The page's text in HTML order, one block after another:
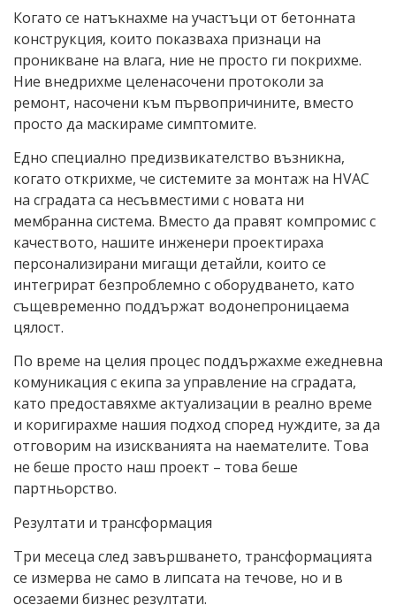
Когато се натъкнахме на участъци от бетонната
конструкция, които показваха признаци на
проникване на влага, ние не просто ги покрихме.
Ние внедрихме целенасочени протоколи за
ремонт, насочени към първопричините, вместо
просто да маскираме симптомите.
Едно специално предизвикателство възникна,
когато открихме, че системите за монтаж на HVAC
на сградата са несъвместими с новата ни
мембранна система. Вместо да правят компромис с
качеството, нашите инженери проектираха
персонализирани мигащи детайли, които се
интегрират безпроблемно с оборудването, като
същевременно поддържат водонепроницаема
цялост.
По време на целия процес поддържахме ежедневна
комуникация с екипа за управление на сградата,
като предоставяхме актуализации в реално време
и коригирахме нашия подход според нуждите, за да
отговорим на изискванията на наемателите. Това
не беше просто наш проект – това беше
партньорство.
Резултати и трансформация
Три месеца след завършването, трансформацията
се измерва не само в липсата на течове, но и в
осезаеми бизнес резултати.